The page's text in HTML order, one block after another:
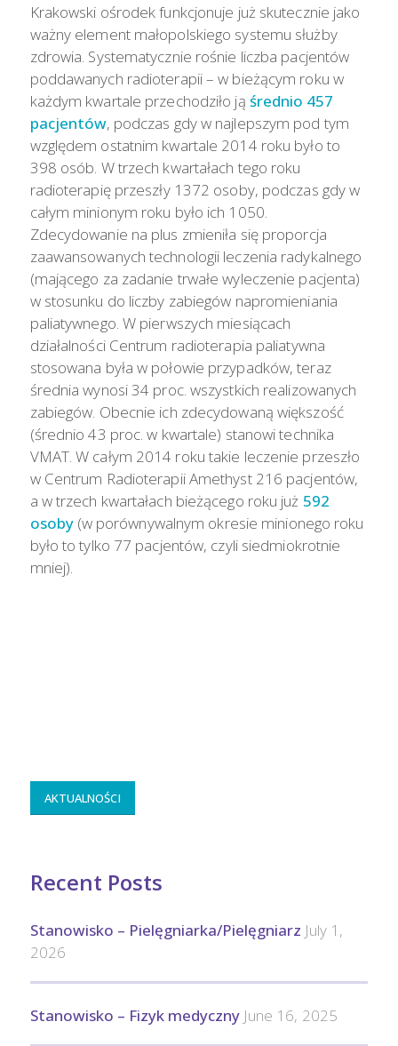
Krakowski ośrodek funkcjonuje już skutecznie jako
ważny element małopolskiego systemu służby
zdrowia. Systematycznie rośnie liczba pacjentów
poddawanych radioterapii – w bieżącym roku w
każdym kwartale przechodziło ją średnio 457
pacjentów, podczas gdy w najlepszym pod tym
względem ostatnim kwartale 2014 roku było to
398 osób. W trzech kwartałach tego roku
radioterapię przeszły 1372 osoby, podczas gdy w
całym minionym roku było ich 1050.
Zdecydowanie na plus zmieniła się proporcja
zaawansowanych technologii leczenia radykalnego
(mającego za zadanie trwałe wyleczenie pacjenta)
w stosunku do liczby zabiegów napromieniania
paliatywnego. W pierwszych miesiącach
działalności Centrum radioterapia paliatywna
stosowana była w połowie przypadków, teraz
średnia wynosi 34 proc. wszystkich realizowanych
zabiegów. Obecnie ich zdecydowaną większość
(średnio 43 proc. w kwartale) stanowi technika
VMAT. W całym 2014 roku takie leczenie przeszło
w Centrum Radioterapii Amethyst 216 pacjentów,
a w trzech kwartałach bieżącego roku już 592
osoby(w porównywalnym okresie minionego roku
było to tylko 77 pacjentów, czyli siedmiokrotnie
mniej).
AKTUALNOŚCI
Recent Posts
Stanowisko – Pielęgniarka/Pielęgniarz July 1,
2026
Stanowisko – Fizyk medyczny June 16, 2025